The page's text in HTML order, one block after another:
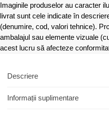
Imaginile produselor au caracter
livrat sunt cele indicate în
(denumire, cod, valori tehnice).
ambalajul sau elemente vizuale
acest lucru să afecteze
Descriere
Informații suplimentare